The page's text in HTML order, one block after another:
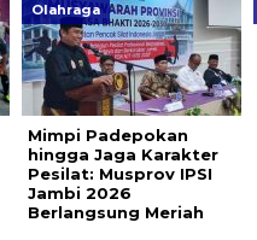
Olahraga
Mimpi Padepokan
hingga Jaga Karakter
Pesilat: Musprov IPSI
Jambi 2026
Berlangsung Meriah